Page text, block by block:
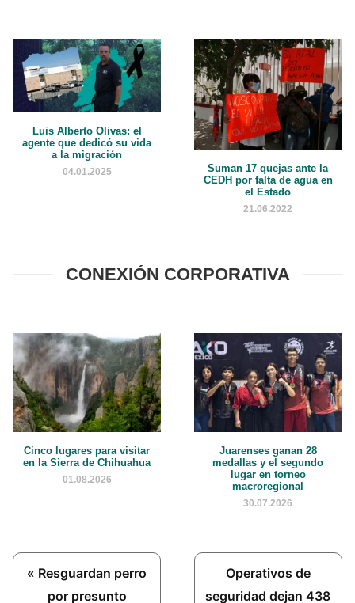
Luis Alberto Olivas: el
agente que dedicó su vida
a la migración
04.01.2025
Suman 17 quejas ante la
CEDH por falta de agua en
el Estado
21.06.2022
CONEXIÓN CORPORATIVA
Cinco lugares para visitar
en la Sierra de Chihuahua
01.08.2026
Juarenses ganan 28
medallas y el segundo
lugar en torneo
macroregional
30.07.2026
Previous
Post:
« Resguardan perro
por presunto
Next
Post:
Operativos de
seguridad dejan 438